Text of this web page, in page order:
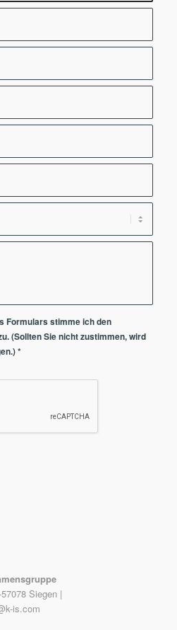
Formulars stimme ich den
(Sollten Sie nicht zustimmen, wird
*
Siegen |
is.com